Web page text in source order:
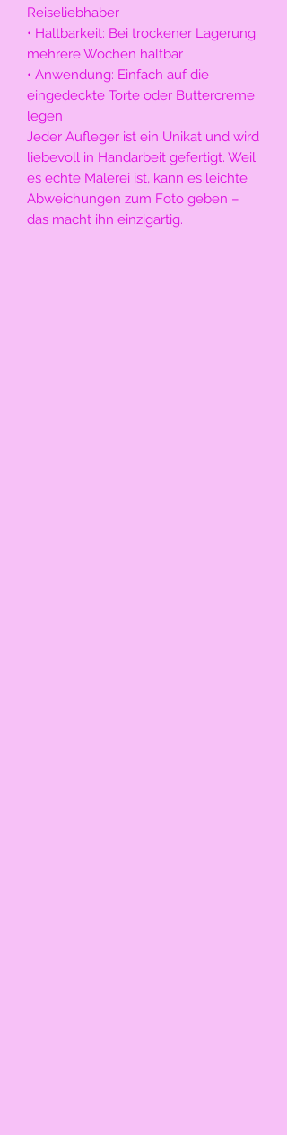
Reiseliebhaber
• Haltbarkeit: Bei trockener Lagerung
mehrere Wochen haltbar
• Anwendung: Einfach auf die
eingedeckte Torte oder Buttercreme
legen
Jeder Aufleger ist ein Unikat und wird
liebevoll in Handarbeit gefertigt. Weil
es echte Malerei ist, kann es leichte
Abweichungen zum Foto geben –
das macht ihn einzigartig.